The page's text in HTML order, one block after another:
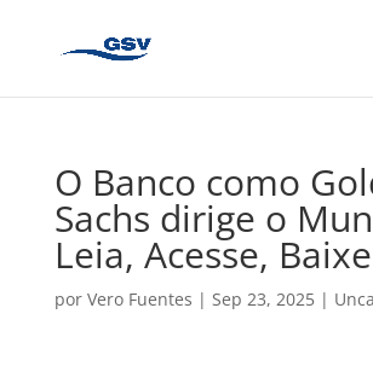
O Banco como
Sachs dirige o
Leia, Acesse, Baixe
por Vero Fuentes | Sep 23, 2025|